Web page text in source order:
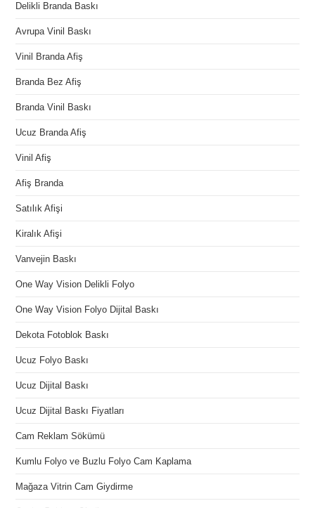
Delikli Branda Baskı
Avrupa Vinil Baskı
Vinil Branda Afiş
Branda Bez Afiş
Branda Vinil Baskı
Ucuz Branda Afiş
Vinil Afiş
Afiş Branda
Satılık Afişi
Kiralık Afişi
Vanvejin Baskı
One Way Vision Delikli Folyo
One Way Vision Folyo Dijital Baskı
Dekota Fotoblok Baskı
Ucuz Folyo Baskı
Ucuz Dijital Baskı
Ucuz Dijital Baskı Fiyatları
Cam Reklam Sökümü
Kumlu Folyo ve Buzlu Folyo Cam Kaplama
Mağaza Vitrin Cam Giydirme